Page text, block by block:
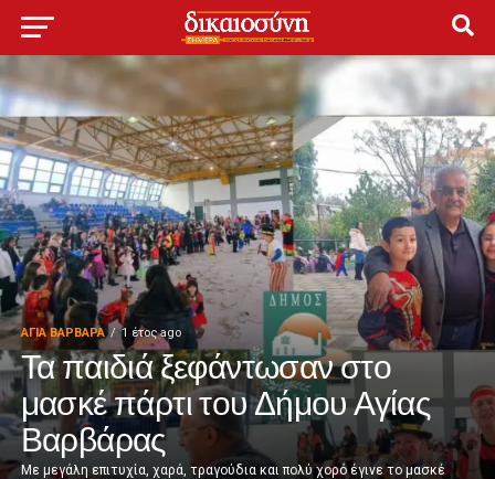
ΑΓΙΑ ΒΑΡΒΑΡΑ 1 έτος ago
Τα παιδιά ξεφάντωσαν στο
μασκέ πάρτι του Δήμου Αγίας
Βαρβάρας
Με μεγάλη επιτυχία, χαρά, τραγούδια και πολύ χορό έγινε το μασκέ